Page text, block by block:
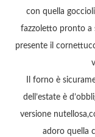
con quella
fazzoletto pronto a
presente il
Il forno è
dell’estate è
versione
adoro quella